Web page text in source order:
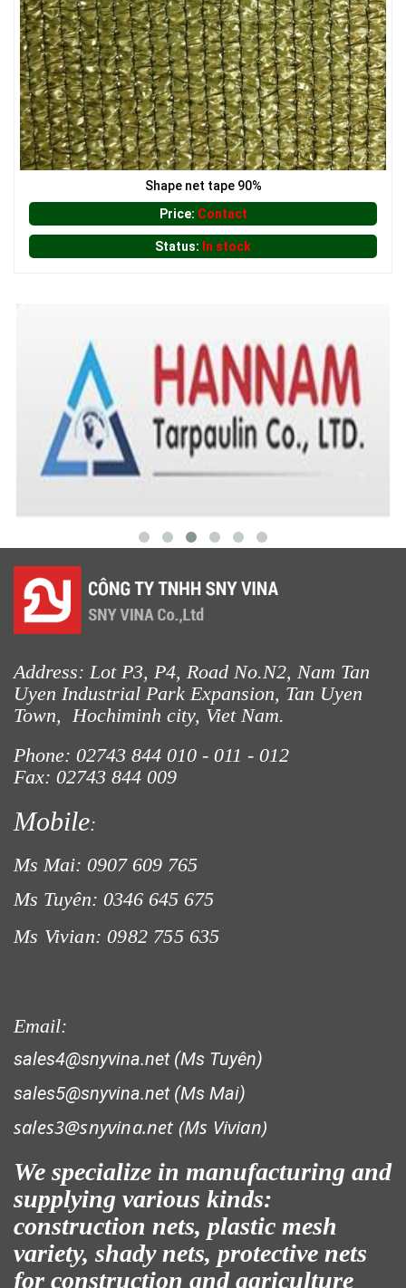
Shape net tape 90%
Price: Contact
Status: In stock
Address: Lot P3, P4, Road No.N2, Nam Tan
Uyen Industrial Park Expansion, Tan Uyen
Town, Hochiminh city, Viet Nam.
Phone: 02743 844 010 - 011 - 012
Fax: 02743 844 009
Mobile:
Ms Mai: 0907 609 765
Ms Tuyên: 0346 645 675
Ms Vivian: 0982 755 635
Email:
sales4@snyvina.net (Ms Tuyên)
sales5@snyvina.net (Ms Mai)
sales3@snyvina.net (Ms Vivian)
We specialize in manufacturing and
supplying various kinds:
construction nets, plastic mesh
variety, shady nets, protective nets
for construction and agriculture